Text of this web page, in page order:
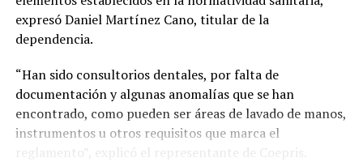
expresó Daniel Martínez Cano, titular de la
dependencia.
“Han sido consultorios dentales, por falta de
documentación y algunas anomalías que se han
encontrado, como pueden ser áreas de lavado de manos,
instrumentos u otros requisitos que marca el
reglamento”, explicó el representante de Coepris.